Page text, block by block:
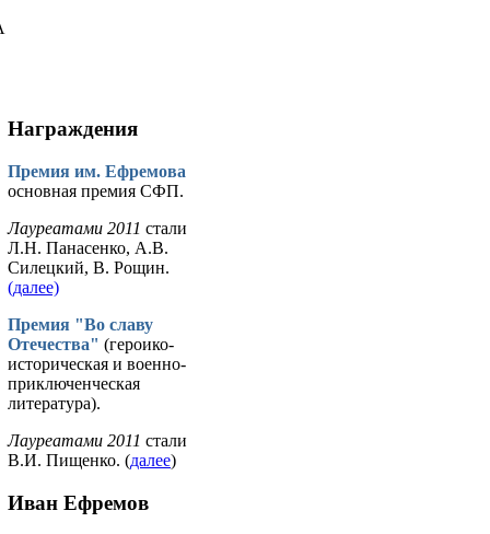
Награждения
Премия им. Ефремова
основная премия СФП.
Лауреатами 2011 стали
Л.Н. Панасенко, А.В.
Силецкий, В. Рощин.
(далее)
Премия "Во славу
Отечества" (героико-
историческая и военно-
приключенческая
литература).
Лауреатами 2011 стали
В.И. Пищенко. (далее)
Иван Ефремов